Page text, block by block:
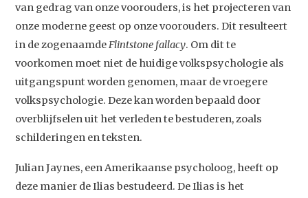
van gedrag van onze voorouders, is het projecteren van
onze moderne geest op onze voorouders. Dit resulteert
in de zogenaamdeFlintstone fallacy. Om dit te
voorkomen moet niet de huidige volkspsychologie als
uitgangspunt worden genomen, maar de vroegere
volkspsychologie. Deze kan worden bepaald door
overblijfselen uit het verleden te bestuderen, zoals
schilderingen en teksten.
Julian Jaynes, een Amerikaanse psycholoog, heeft op
deze manier de Ilias bestudeerd. De Ilias is het